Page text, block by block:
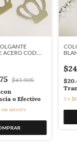
ACERO COD:
$43.905
con
o Efectivo
sin interés
3 x